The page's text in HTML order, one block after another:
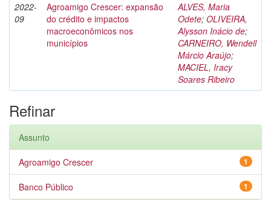
2022-
09
Agroamigo Crescer: expansão
do crédito e impactos
macroeconômicos nos
municípios
ALVES, Maria
Odete; OLIVEIRA,
Alysson Inácio de;
CARNEIRO, Wendell
Márcio Araújo;
MACIEL, Iracy
Soares Ribeiro
Refinar
Assunto
1
Agroamigo Crescer
1
Banco Público